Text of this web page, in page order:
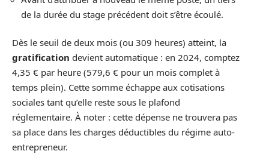
de la durée du stage précédent doit s’être écoulé.
Dès le seuil de deux mois (ou 309 heures) atteint, la
gratification devient automatique : en 2024, comptez
4,35 € par heure (579,6 € pour un mois complet à
temps plein). Cette somme échappe aux cotisations
sociales tant qu’elle reste sous le plafond
réglementaire. À noter : cette dépense ne trouvera pas
sa place dans les charges déductibles du régime auto-
entrepreneur.